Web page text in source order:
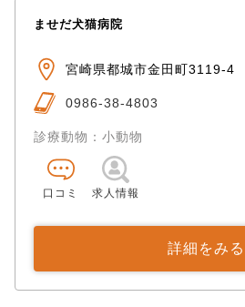
ませだ犬猫病院
宮崎県都城市金田町3119-4
0986-38-4803
診療動物：小動物
口コミ 求人情報
詳細をみる